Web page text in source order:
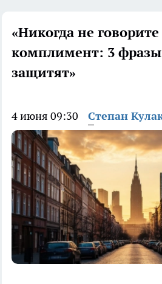
«Никогда не
комплимент: 3
защитят»
4 июня 09:30 Степан